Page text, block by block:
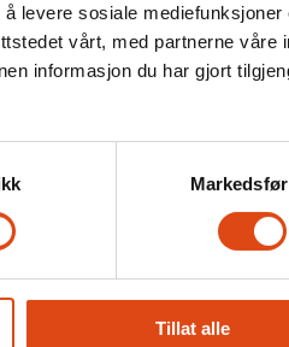
levere sosiale mediefunksjoner
vårt, med partnerne våre
informasjon du har gjort
Tillat alle
inn navn, adresse,
våre fordypningskurs i